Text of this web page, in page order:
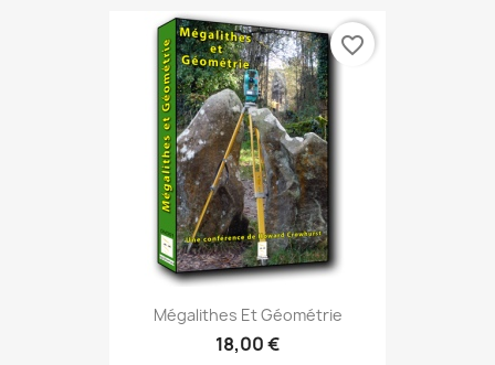
Mégalithes Et Géométrie
18,00 €
favorite_border